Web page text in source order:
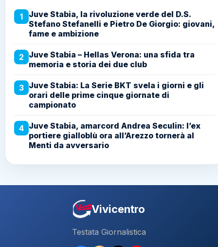
1
Juve Stabia, la rivoluzione verde del D.S.
Stefano Stefanelli e Pietro De Giorgio: giovani,
fame e ambizione
2 Juve Stabia – Hellas Verona: una sfida tra
memoria e storia dei due club
3 Juve Stabia: La Serie BKT svela i giorni e gli
orari delle prime cinque giornate di
campionato
4 Juve Stabia, amarcord Andrea Seculin: l’ex
portiere gialloblù ora all’Arezzo tornerà al
Menti da avversario
Vivicentro
Testata Giornalistica